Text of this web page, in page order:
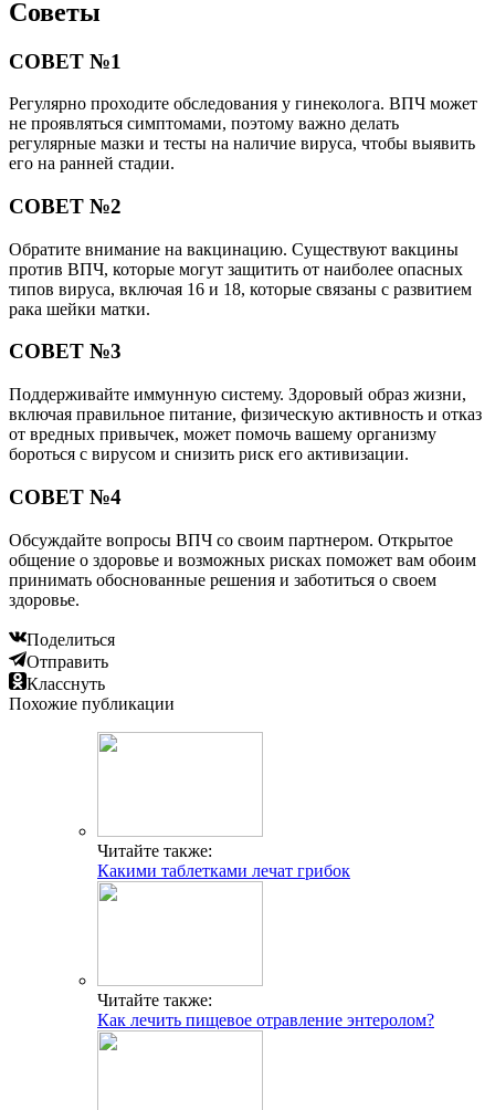
Советы
СОВЕТ №1
Регулярно проходите обследования у гинеколога. ВПЧ может
не проявляться симптомами, поэтому важно делать
регулярные мазки и тесты на наличие вируса, чтобы выявить
его на ранней стадии.
СОВЕТ №2
Обратите внимание на вакцинацию. Существуют вакцины
против ВПЧ, которые могут защитить от наиболее опасных
типов вируса, включая 16 и 18, которые связаны с развитием
рака шейки матки.
СОВЕТ №3
Поддерживайте иммунную систему. Здоровый образ жизни,
включая правильное питание, физическую активность и отказ
от вредных привычек, может помочь вашему организму
бороться с вирусом и снизить риск его активизации.
СОВЕТ №4
Обсуждайте вопросы ВПЧ со своим партнером. Открытое
общение о здоровье и возможных рисках поможет вам обоим
принимать обоснованные решения и заботиться о своем
здоровье.
Поделиться
Отправить
Класснуть
Похожие публикации
Читайте также:
Какими таблетками лечат грибок
Читайте также:
Как лечить пищевое отравление энтеролом?